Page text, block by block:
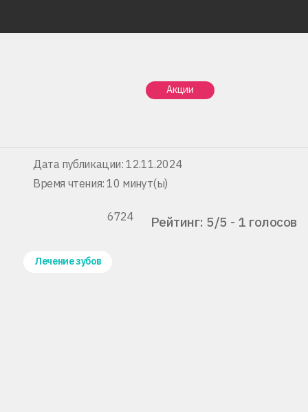
Акции
Шатается зуб
Дата публикации: 12.11.2024
Время чтения: 10 минут(ы)
6724 Рейтинг: 5/5 - 1 голосов
Лечение зубов